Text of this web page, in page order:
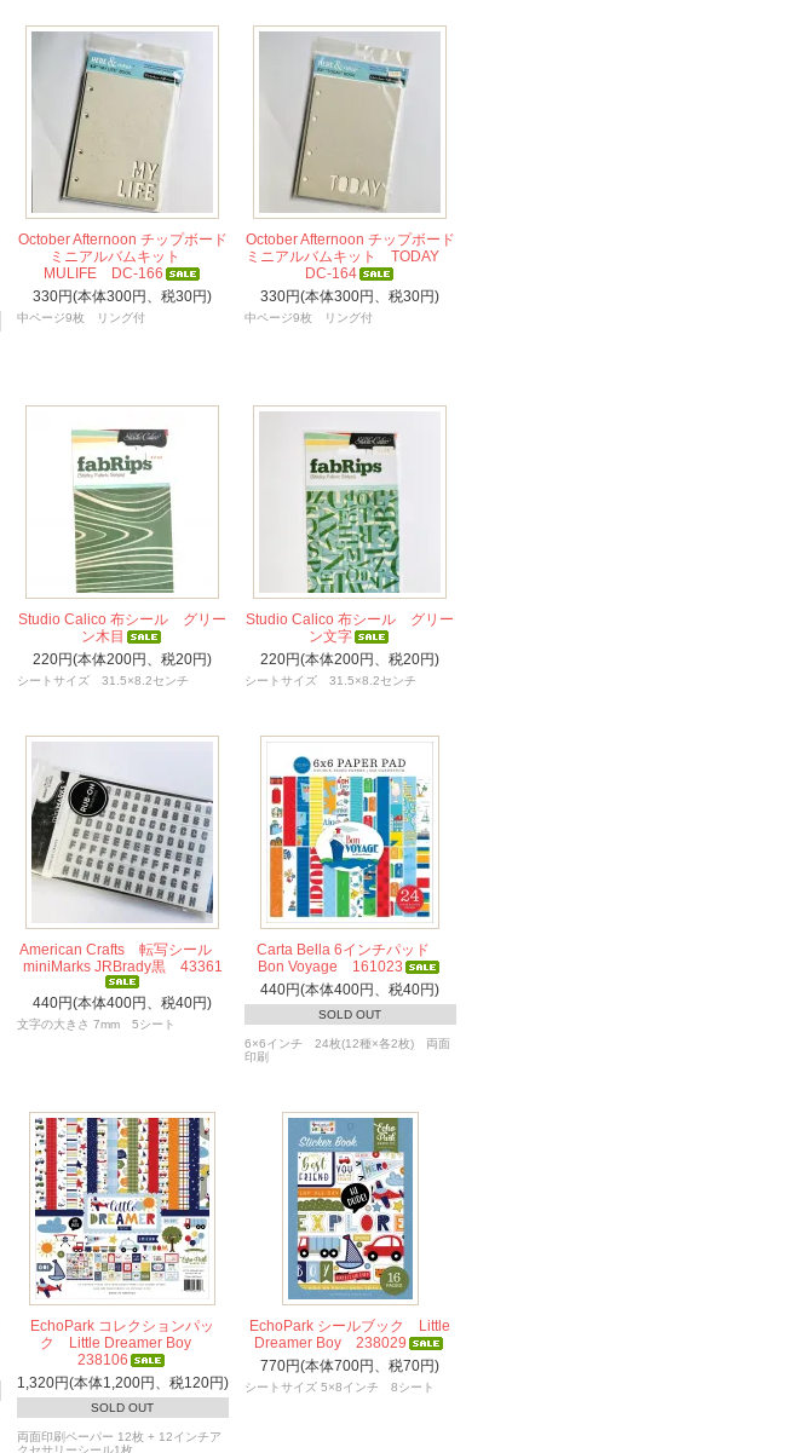
October Afternoon チップボード
ミニアルバムキット
MULIFE DC-166
330円(本体300円、税30円)
中ページ9枚 リング付
October Afternoon チップボード
ミニアルバムキット TODAY
DC-164
330円(本体300円、税30円)
中ページ9枚 リング付
Studio Calico 布シール グリー
ン木目
220円(本体200円、税20円)
シートサイズ 31.5×8.2センチ
Studio Calico 布シール グリー
ン文字
220円(本体200円、税20円)
シートサイズ 31.5×8.2センチ
American Crafts 転写シール
miniMarks JRBrady黒 43361
440円(本体400円、税40円)
文字の大きさ 7mm 5シート
Carta Bella 6インチパッド
Bon Voyage 161023
440円(本体400円、税40円)
SOLD OUT
6×6インチ 24枚(12種×各2枚) 両面
印刷
EchoPark コレクションパッ
ク Little Dreamer Boy
238106
1,320円(本体1,200円、税120円)
SOLD OUT
両面印刷ペーパー 12枚 + 12インチア
クセサリーシール1枚
EchoPark シールブック Little
Dreamer Boy 238029
770円(本体700円、税70円)
シートサイズ 5×8インチ 8シート